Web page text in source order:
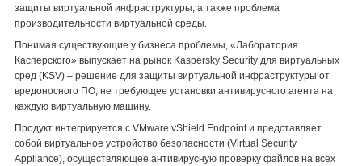
защиты виртуальной инфраструктуры, а также проблема
производительности виртуальной среды.
Понимая существующие у бизнеса проблемы, «Лаборатория
Касперского» выпускает на рынок Kaspersky Security для виртуальных
сред (KSV) – решение для защиты виртуальной инфраструктуры от
вредоносного ПО, не требующее установки антивирусного агента на
каждую виртуальную машину.
Продукт интегрируется с VMware vShield Endpoint и представляет
собой виртуальное устройство безопасности (Virtual Security
Appliance), осуществляющее антивирусную проверку файлов на всех